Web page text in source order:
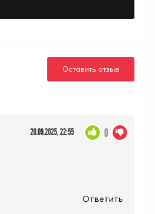
Оставить отзыв
20.09.2025, 22:55 0
Ответить